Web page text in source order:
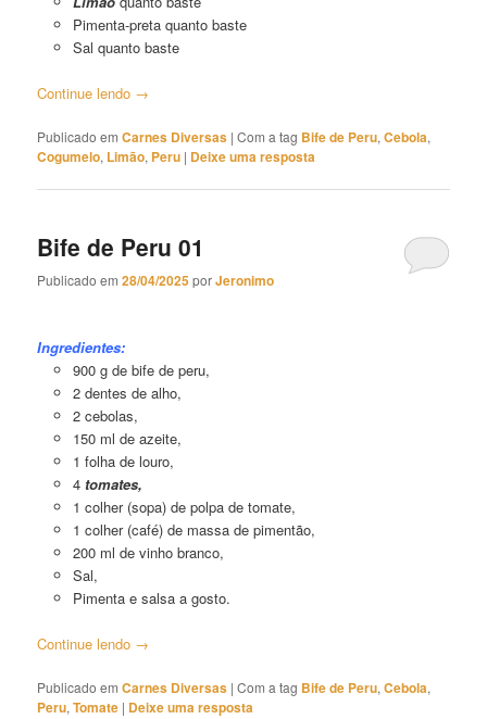
Pimenta-preta quanto baste
Sal quanto baste
Continue lendo →
Publicado em Carnes Diversas |Com a tag Bife de Peru,Cebola,
Cogumelo, Limão, Peru | Deixe uma resposta
Bife de Peru 01
Publicado em28/04/2025porJeronimo
Ingredientes:
900 g de bife de peru,
2 dentes de alho,
2 cebolas,
150 ml de azeite,
1 folha de louro,
4 tomates,
1 colher (sopa) de polpa de tomate,
1 colher (café) de massa de pimentão,
200 ml de vinho branco,
Sal,
Pimenta e salsa a gosto.
Continue lendo →
Publicado em Carnes Diversas |Com a tag Bife de Peru,Cebola,
Peru,Tomate | Deixe uma resposta